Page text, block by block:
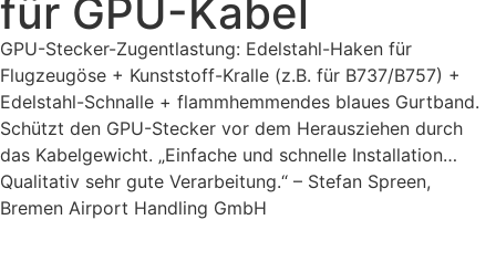
für GPU-Kabel
GPU-Stecker-Zugentlastung: Edelstahl-Haken für
Flugzeugöse + Kunststoff-Kralle (z.B. für B737/B757) +
Edelstahl-Schnalle + flammhemmendes blaues Gurtband.
Schützt den GPU-Stecker vor dem Herausziehen durch
das Kabelgewicht. „Einfache und schnelle Installation…
Qualitativ sehr gute Verarbeitung.“ – Stefan Spreen,
Bremen Airport Handling GmbH